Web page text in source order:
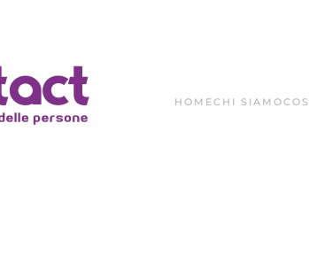
HOMECHI SIAMO